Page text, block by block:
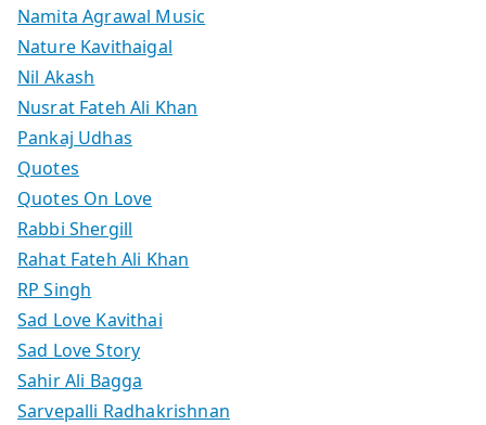
Namita Agrawal Music
Nature Kavithaigal
Nil Akash
Nusrat Fateh Ali Khan
Pankaj Udhas
Quotes
Quotes On Love
Rabbi Shergill
Rahat Fateh Ali Khan
RP Singh
Sad Love Kavithai
Sad Love Story
Sahir Ali Bagga
Sarvepalli Radhakrishnan